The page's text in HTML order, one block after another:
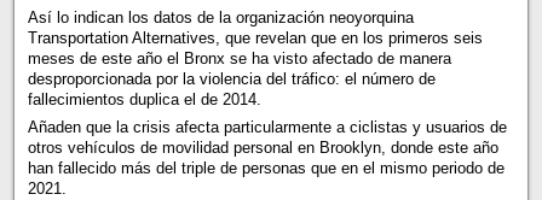
Así lo indican los datos de la organización neoyorquina
Transportation Alternatives, que revelan que en los primeros seis
meses de este año el Bronx se ha visto afectado de manera
desproporcionada por la violencia del tráfico: el número de
fallecimientos duplica el de 2014.
Añaden que la crisis afecta particularmente a ciclistas y usuarios de
otros vehículos de movilidad personal en Brooklyn, donde este año
han fallecido más del triple de personas que en el mismo periodo de
2021.